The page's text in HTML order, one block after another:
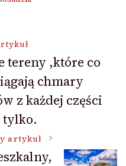
tereny ,które co
chmary
z każdej części
tylko.
artykuł